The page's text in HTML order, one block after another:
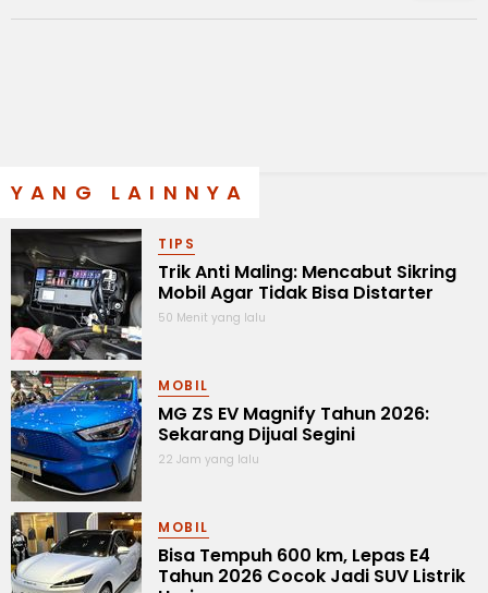
YANG LAINNYA
TIPS
Trik Anti Maling: Mencabut Sikring
Mobil Agar Tidak Bisa Distarter
50 Menit yang lalu
MOBIL
MG ZS EV Magnify Tahun 2026:
Sekarang Dijual Segini
22 Jam yang lalu
MOBIL
Bisa Tempuh 600 km, Lepas E4
Tahun 2026 Cocok Jadi SUV Listrik